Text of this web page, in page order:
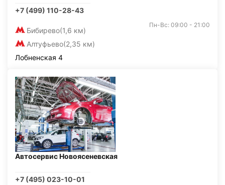
+7 (499) 110-28-43
Бибирево(1,6 км)
Алтуфьево(2,35 км)
Пн-Вс: 09:00 - 21:00
Лобненская 4
Автосервис Новоясеневская
+7 (495) 023-10-01